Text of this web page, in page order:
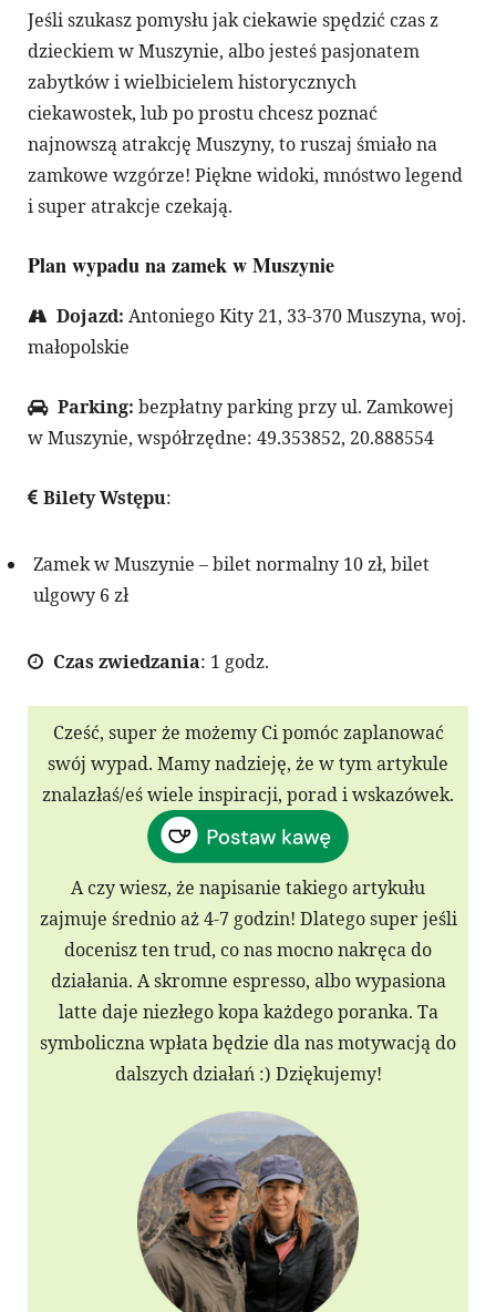
Jeśli szukasz pomysłu jak ciekawie spędzić czas z
dzieckiem w Muszynie, albo jesteś pasjonatem
zabytków i wielbicielem historycznych
ciekawostek, lub po prostu chcesz poznać
najnowszą atrakcję Muszyny, to ruszaj śmiało na
zamkowe wzgórze! Piękne widoki, mnóstwo legend
i super atrakcje czekają.
Plan wypadu na zamek w Muszynie
Dojazd: Antoniego Kity 21, 33-370 Muszyna, woj.
małopolskie
Parking: bezpłatny parking przy ul. Zamkowej
w Muszynie, współrzędne: 49.353852, 20.888554
Bilety Wstępu:
Zamek w Muszynie – bilet normalny 10 zł, bilet
ulgowy 6 zł
Czas zwiedzania: 1 godz.
Cześć, super że możemy Ci pomóc zaplanować
swój wypad. Mamy nadzieję, że w tym artykule
znalazłaś/eś wiele inspiracji, porad i wskazówek.
A czy wiesz, że napisanie takiego artykułu
zajmuje średnio aż 4-7 godzin! Dlatego super jeśli
docenisz ten trud, co nas mocno nakręca do
działania. A skromne espresso, albo wypasiona
latte daje niezłego kopa każdego poranka. Ta
symboliczna wpłata będzie dla nas motywacją do
dalszych działań :) Dziękujemy!